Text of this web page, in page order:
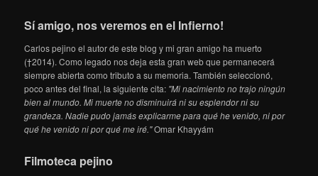
Sí amigo, nos veremos en el Infierno!
Carlos pejino el autor de este blog y mi gran amigo ha muerto
(†2014). Como legado nos deja esta gran web que permanecerá
siempre abierta como tributo a su memoria. También seleccionó,
poco antes del final, la siguiente cita: "Mi nacimiento no trajo ningún
bien al mundo. Mi muerte no disminuirá ni su esplendor ni su
grandeza. Nadie pudo jamás explicarme para qué he venido, ni por
qué he venido ni por qué me iré."Omar Khayyám
Filmoteca pejino